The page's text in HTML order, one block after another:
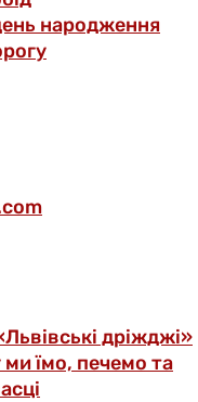
народження
дріжджі»
їмо, печемо та